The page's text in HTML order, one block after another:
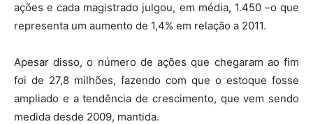
ações e cada magistrado julgou, em média, 1.450 –o que
representa um aumento de 1,4% em relação a 2011.
Apesar disso, o número de ações que chegaram ao fim
foi de 27,8 milhões, fazendo com que o estoque fosse
ampliado e a tendência de crescimento, que vem sendo
medida desde 2009, mantida.